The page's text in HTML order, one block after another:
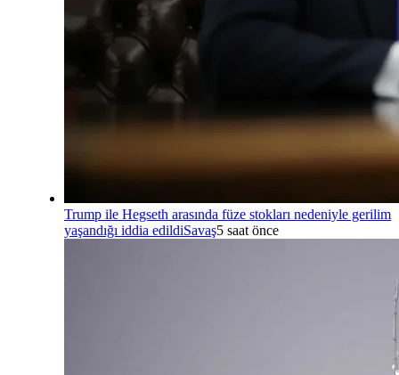
Trump ile Hegseth arasında füze stokları nedeniyle gerilim
yaşandığı iddia edildiSavaş5 saat önce